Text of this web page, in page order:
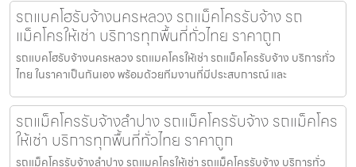
รถแบคโฮรับจ้างนครหลวง รถแม็คโครรับจ้าง รถ
แม็คโครให้เช่า บริการทุกพื้นที่ทั่วไทย ราคาถูก
รถแบคโฮรับจ้างนครหลวง รถแมคโครให้เช่า รถแม็คโครรับจ้าง บริการทั่ว
ไทย ในราคาเป็นกันเอง พร้อมด้วยทีมงานที่มีประสบการณ์ และ
รถแม็คโครรับจ้างลำปาง รถแม็คโครรับจ้าง รถแม็คโคร
ให้เช่า บริการทุกพื้นที่ทั่วไทย ราคาถูก
รถแม็คโครรับจ้างลำปาง รถแมคโครให้เช่า รถแม็คโครรับจ้าง บริการทั่ว